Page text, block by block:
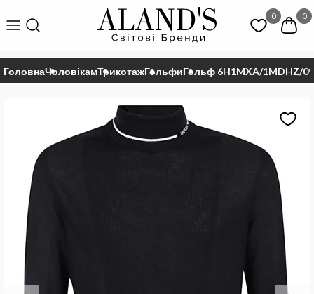
0 0
ГоловнаЧоловікамТрикотажГольфиГольф 6H1MXA/1MDHZ/